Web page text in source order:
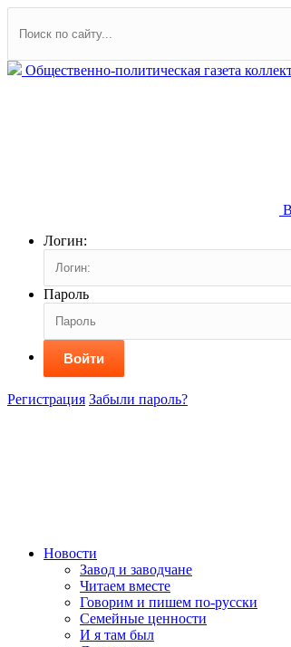
Общественно-политическая газета
Логин:
Пароль
Войти
Регистрация Забыли пароль?
Новости
Завод и заводчане
Читаем вместе
Говорим и пишем по-русски
Семейные ценности
И я там был